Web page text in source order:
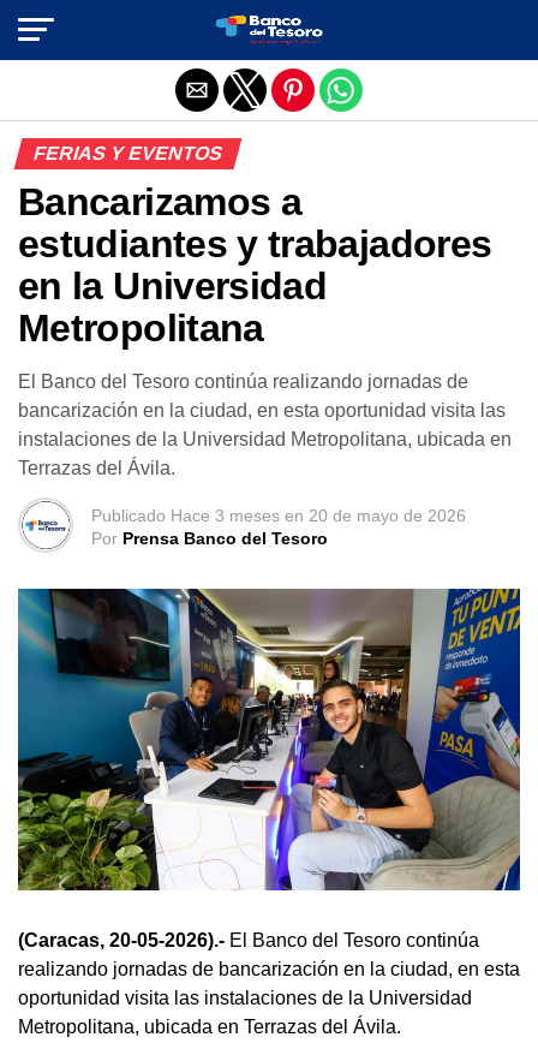
FERIAS Y EVENTOS
Bancarizamos a
estudiantes y trabajadores
en la Universidad
Metropolitana
El Banco del Tesoro continúa realizando jornadas de
bancarización en la ciudad, en esta oportunidad visita las
instalaciones de la Universidad Metropolitana, ubicada en
Terrazas del Ávila.
Publicado Hace 3 meses en 20 de mayo de 2026
Por Prensa Banco del Tesoro
(Caracas, 20-05-2026).- El Banco del Tesoro continúa
realizando jornadas de bancarización en la ciudad, en esta
oportunidad visita las instalaciones de la Universidad
Metropolitana, ubicada en Terrazas del Ávila.
Salir de la versión móvil